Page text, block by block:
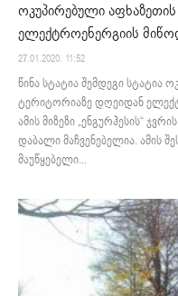
ოკუპირებული
ელექტროენერგიის
27.01.2020. 11:52
წინა სტატია შემდეგი სტატია
ტერიტორიაზე დღეიდან
ამის მიზეზი „ენგურჰესის“
დაბალი მაჩვენებელია. ამის
მაუწყებელი...